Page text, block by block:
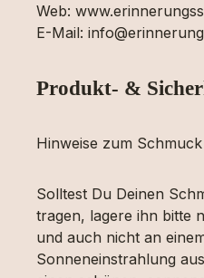
Web:
E-Mail:
Produkt- &
Hinweise zum Schmuck
Solltest Du Deinen
tragen, lagere ihn bitte
und auch nicht an
Sonneneinstrahlung